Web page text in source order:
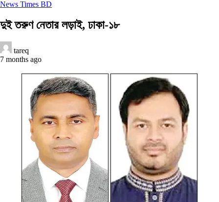
News Times BD
দুই তরুণ নেতার লড়াই, ঢাকা-১৮
tareq
7 months ago